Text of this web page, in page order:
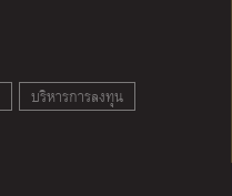
บริหารการลงทุน